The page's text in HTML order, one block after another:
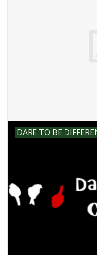
DARE TO BE